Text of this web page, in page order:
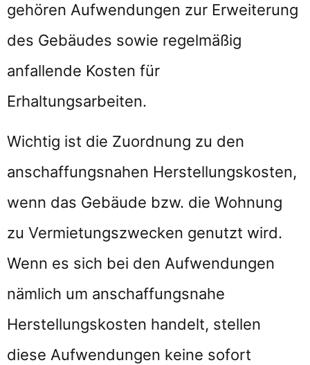
gehören Aufwendungen zur Erweiterung
des Gebäudes sowie regelmäßig
anfallende Kosten für
Erhaltungsarbeiten.
Wichtig ist die Zuordnung zu den
anschaffungsnahen Herstellungskosten,
wenn das Gebäude bzw. die Wohnung
zu Vermietungszwecken genutzt wird.
Wenn es sich bei den Aufwendungen
nämlich um anschaffungsnahe
Herstellungskosten handelt, stellen
diese Aufwendungen keine sofort